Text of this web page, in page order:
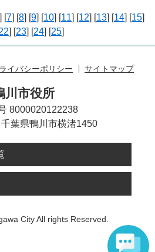
] [7] [8] [9] [10] [11] [12] [13] [14] [15]
] [23] [24] [25]
イバシーポリシー サイトマップ
川市役所
8000020122238
葉県鴨川市横渚1450
City All rights Reserved.